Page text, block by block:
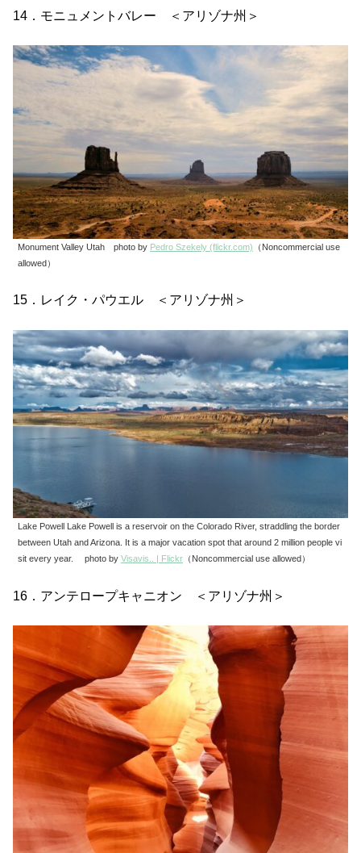
14．モニュメントバレー ＜アリゾナ州＞
Monument Valley Utah photo by Pedro Szekely (flickr.com) （Noncommercial use
allowed）
15．レイク・パウエル ＜アリゾナ州＞
Lake Powell Lake Powell is a reservoir on the Colorado River, straddling the border
between Utah and Arizona. It is a major vacation spot that around 2 million people vi
sit every year. photo by Visavis.. | Flickr （Noncommercial use allowed）
16．アンテロープキャニオン ＜アリゾナ州＞